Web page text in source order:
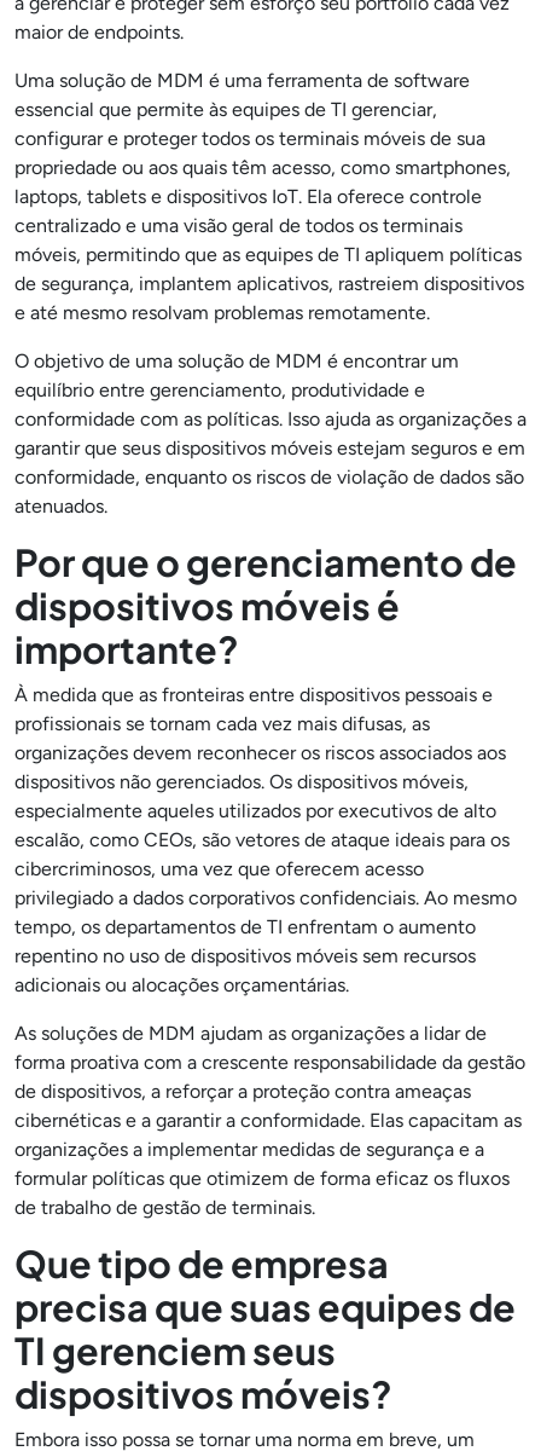
maior de endpoints.
Uma solução de MDM é uma ferramenta de software
essencial que permite às equipes de TI gerenciar,
configurar e proteger todos os terminais móveis de sua
propriedade ou aos quais têm acesso, como smartphones,
laptops, tablets e dispositivos IoT. Ela oferece controle
centralizado e uma visão geral de todos os terminais
móveis, permitindo que as equipes de TI apliquem políticas
de segurança, implantem aplicativos, rastreiem dispositivos
e até mesmo resolvam problemas remotamente.
O objetivo de uma solução de MDM é encontrar um
equilíbrio entre gerenciamento, produtividade e
conformidade com as políticas. Isso ajuda as organizações a
garantir que seus dispositivos móveis estejam seguros e em
conformidade, enquanto os riscos de violação de dados são
atenuados.
Por que o gerenciamento de
dispositivos móveis é
importante?
À medida que as fronteiras entre dispositivos pessoais e
profissionais se tornam cada vez mais difusas, as
organizações devem reconhecer os riscos associados aos
dispositivos não gerenciados. Os dispositivos móveis,
especialmente aqueles utilizados por executivos de alto
escalão, como CEOs, são vetores de ataque ideais para os
cibercriminosos, uma vez que oferecem acesso
privilegiado a dados corporativos confidenciais. Ao mesmo
tempo, os departamentos de TI enfrentam o aumento
repentino no uso de dispositivos móveis sem recursos
adicionais ou alocações orçamentárias.
As soluções de MDM ajudam as organizações a lidar de
forma proativa com a crescente responsabilidade da gestão
de dispositivos, a reforçar a proteção contra ameaças
cibernéticas e a garantir a conformidade. Elas capacitam as
organizações a implementar medidas de segurança e a
formular políticas que otimizem de forma eficaz os fluxos
de trabalho de gestão de terminais.
Que tipo de empresa
precisa que suas equipes de
TI gerenciem seus
dispositivos móveis?
Embora isso possa se tornar uma norma em breve, um